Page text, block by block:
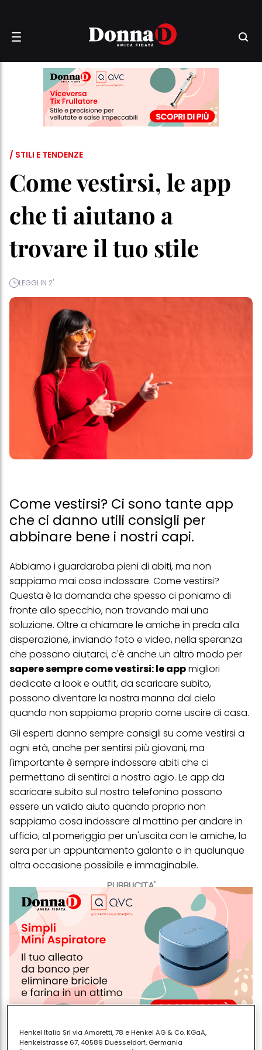
/ STILI E TENDENZE
Come vestirsi, le app
che ti aiutano a
trovare il tuo stile
LEGGI IN 2'
Come vestirsi? Ci sono tante app
che ci danno utili consigli per
abbinare bene i nostri capi.
PUBBLICITA'
Abbiamo i guardaroba pieni di abiti, ma non
sappiamo mai cosa indossare. Come vestirsi?
Questa è la domanda che spesso ci poniamo di
fronte allo specchio, non trovando mai una
soluzione. Oltre a chiamare le amiche in preda alla
disperazione, inviando foto e video, nella speranza
che possano aiutarci, c'è anche un altro modo per
sapere sempre come vestirsi: le appmigliori
dedicate a look e outfit, da scaricare subito,
possono diventare la nostra manna dal cielo
quando non sappiamo proprio come uscire di casa.
Gli esperti danno sempre consigli su come vestirsi a
ogni età, anche per sentirsi più giovani, ma
l'importante è sempre indossare abiti che ci
permettano di sentirci a nostro agio. Le app da
scaricare subito sul nostro telefonino possono
essere un valido aiuto quando proprio non
sappiamo cosa indossare al mattino per andare in
ufficio, al pomeriggio per un'uscita con le amiche, la
sera per un appuntamento galante o in qualunque
altra occasione possibile e immaginabile.
Quali sono lemigliori appche ci danno consigli utili
Henkel Italia Srl via Amoretti, 78 e Henkel AG & Co. KGaA,
Henkelstrasse 67, 40589 Duesseldorf, Germania